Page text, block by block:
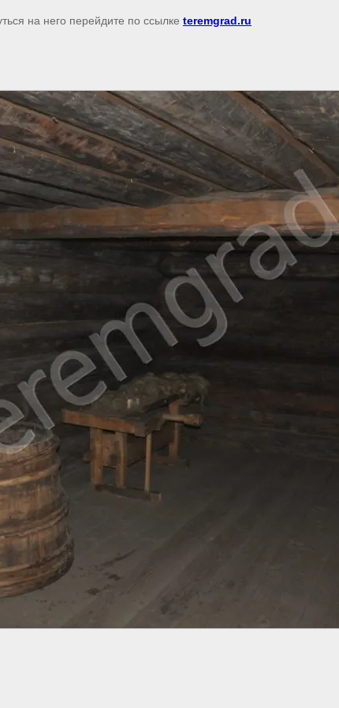
на него перейдите по ссылке teremgrad.ru